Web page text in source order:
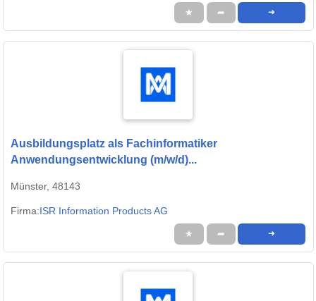
★ ➦ ➜
Ausbildungsplatz als Fachinformatiker
Anwendungsentwicklung (m/w/d)...
Münster, 48143
Firma:ISR Information Products AG
★ ➦ ➜